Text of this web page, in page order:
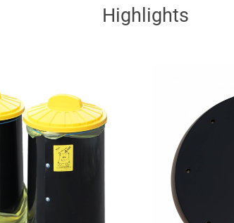
Highlights